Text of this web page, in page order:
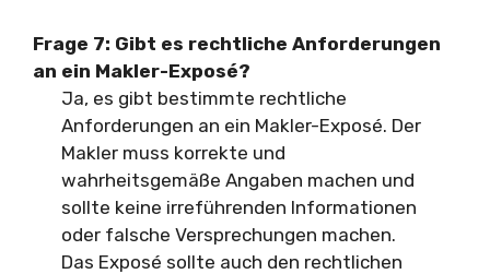
Frage 7: Gibt es rechtliche Anforderungen
an ein Makler-Exposé?
Ja, es gibt bestimmte rechtliche
Anforderungen an ein Makler-Exposé. Der
Makler muss korrekte und
wahrheitsgemäße Angaben machen und
sollte keine irreführenden Informationen
oder falsche Versprechungen machen.
Das Exposé sollte auch den rechtlichen